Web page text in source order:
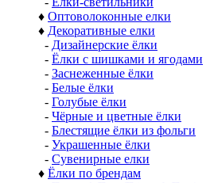
♦ Оптоволоконные елки
♦ Декоративные елки
- Дизайнерские ёлки
- Ёлки с шишками и ягодами
- Заснеженные ёлки
- Белые ёлки
- Голубые ёлки
- Чёрные и цветные ёлки
- Блестящие ёлки из фольги
- Украшенные ёлки
- Сувенирные елки
♦ Ёлки по брендам